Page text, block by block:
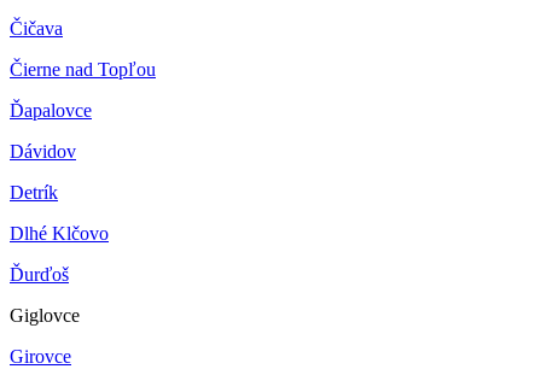
Čičava
Čierne nad Topľou
Ďapalovce
Dávidov
Detrík
Dlhé Klčovo
Ďurďoš
Giglovce
Girovce